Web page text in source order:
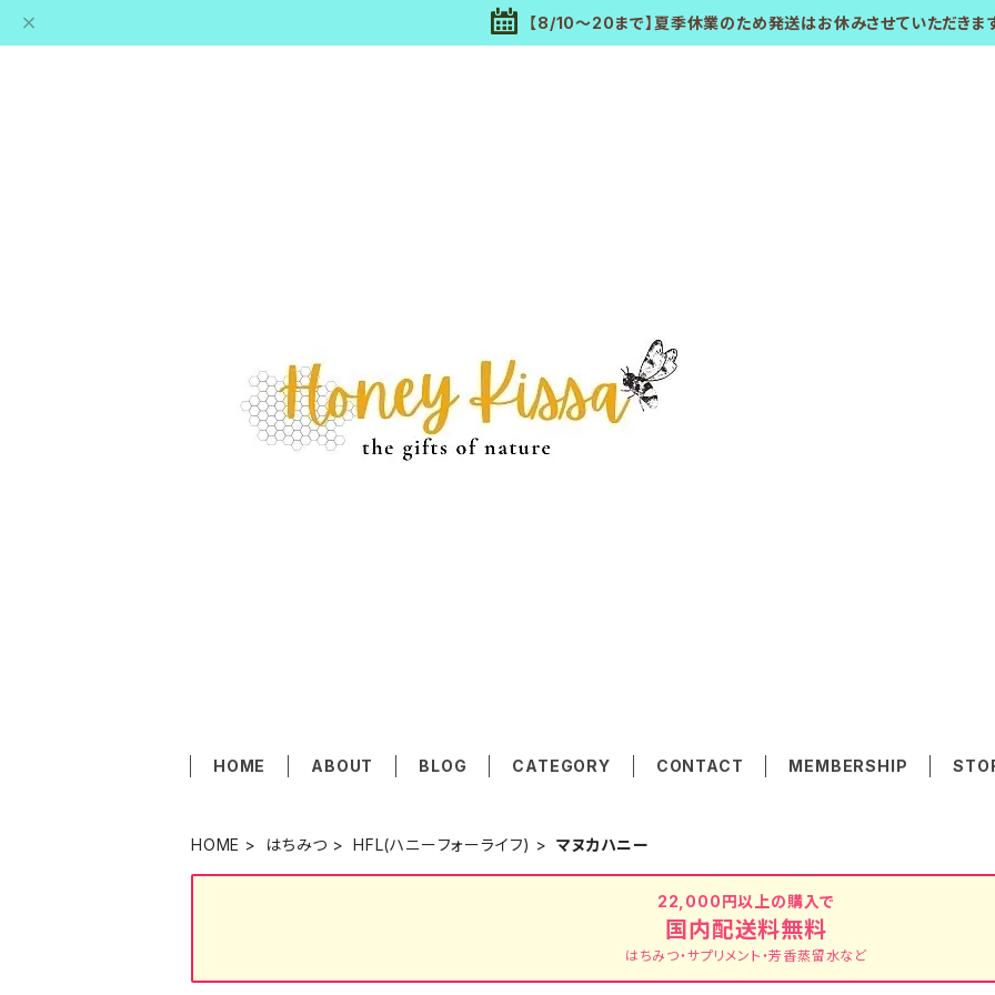
【8/10～20まで】夏季休業のため発送はお休みさせていただきま
HOME ABOUT BLOG CATEGORY CONTACT MEMBERSHIP
HOME はちみつ HFL(ハニーフォーライフ) マヌカハニー
22,000円以上の購入で
国内配送料無料
はちみつ・サプリメント・芳香蒸留水など